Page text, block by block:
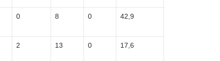
0 8 0 42,9
2 13 0 17,6